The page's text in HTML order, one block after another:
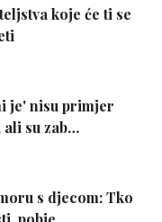
koje će ti se
je' nisu primjer
su zab…
s djecom: Tko